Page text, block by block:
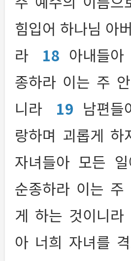
힘입어 하나님 아
라
18 아내들
종하라 이는 주
니라
19 남편
랑하며 괴롭게 하
자녀들아 모든
순종하라 이는 주
게 하는 것이니라
아 너희 자녀를